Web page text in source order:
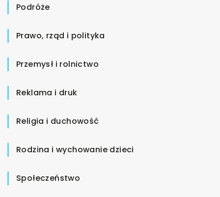
Podróże
Prawo, rząd i polityka
Przemysł i rolnictwo
Reklama i druk
Religia i duchowość
Rodzina i wychowanie dzieci
Społeczeństwo